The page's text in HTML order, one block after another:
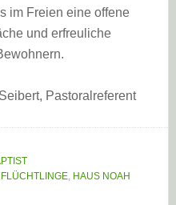
im Freien eine offene
und erfreuliche
Pastoralreferent
FLÜCHTLINGE, HAUS NOAH